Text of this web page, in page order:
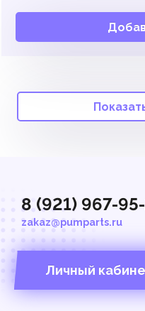
8 (921) 967-
zakaz@pumparts.ru
Личный